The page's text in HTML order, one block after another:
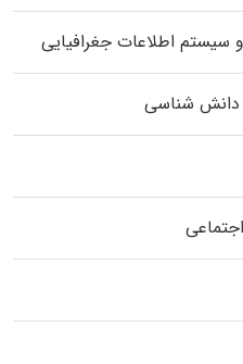
اطلاعات جغرافیایی
دانش شناسی